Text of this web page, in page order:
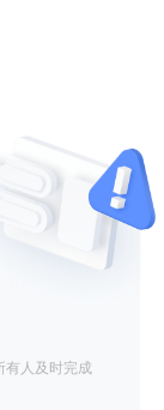
有人及时完成